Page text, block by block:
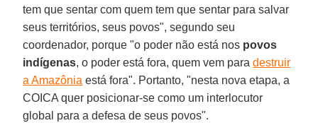
tem que sentar com quem tem que sentar para salvar
seus territórios, seus povos", segundo seu
coordenador, porque "o poder não está nos povos
indígenas, o poder está fora, quem vem paradestruir
a Amazônia está fora". Portanto, "nesta nova etapa, a
COICA quer posicionar-se como um interlocutor
global para a defesa de seus povos".